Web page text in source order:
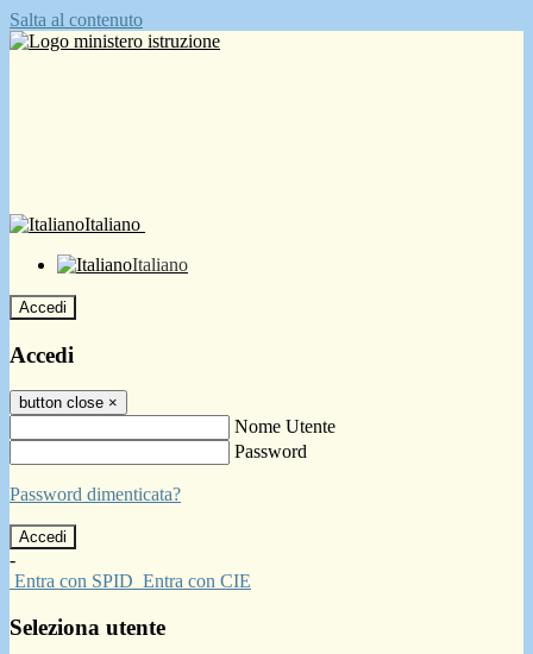
Salta al contenuto
Italiano
Italiano
Accedi
Accedi
button close ×
Nome Utente
Password
Password dimenticata?
-
Entra con SPID Entra con CIE
Seleziona utente